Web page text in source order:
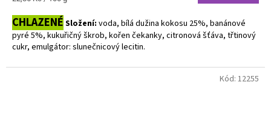
CHLAZENÉ Složení: voda, bílá dužina kokosu 25%, banánové
pyré 5%, kukuřičný škrob, kořen čekanky, citronová šťáva, třtinový
cukr, emulgátor: slunečnicový lecitin.
Bez alergenů. Bez laktózy.
Kód: 12255